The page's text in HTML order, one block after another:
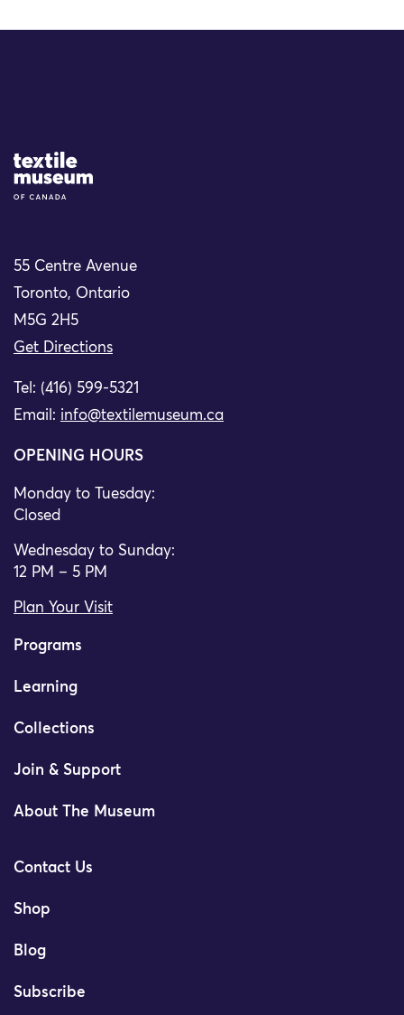
Site Logo
55 Centre Avenue
Toronto, Ontario
M5G 2H5
Get Directions
Tel: (416) 599-5321
Email: info@textilemuseum.ca
OPENING HOURS
Monday to Tuesday:
Closed
Wednesday to Sunday:
12 PM – 5 PM
Plan Your Visit
Programs
Learning
Collections
Join & Support
About The Museum
Contact Us
Shop
Blog
Subscribe